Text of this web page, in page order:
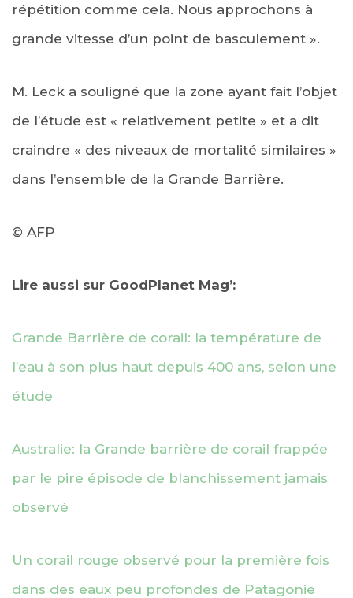
répétition comme cela. Nous approchons à
grande vitesse d’un point de basculement ».
M. Leck a souligné que la zone ayant fait l’objet
de l’étude est « relativement petite » et a dit
craindre « des niveaux de mortalité similaires »
dans l’ensemble de la Grande Barrière.
© AFP
Lire aussi sur GoodPlanet Mag’:
Grande Barrière de corail: la température de
l’eau à son plus haut depuis 400 ans, selon une
étude
Australie: la Grande barrière de corail frappée
par le pire épisode de blanchissement jamais
observé
Un corail rouge observé pour la première fois
dans des eaux peu profondes de Patagonie